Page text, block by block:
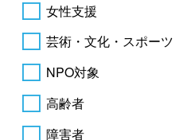
女性支援
芸術・文化・スポーツ
NPO対象
高齢者
障害者